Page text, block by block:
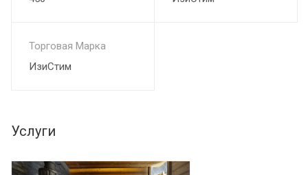
Торговая Марка
ИзиСтим
Услуги